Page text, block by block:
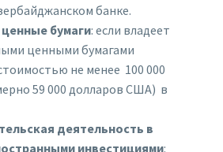
банке.
бумаги: если владеет
ценными бумагами
не менее 100 000
59 000 долларов США) в
деятельность в
инвестициями: